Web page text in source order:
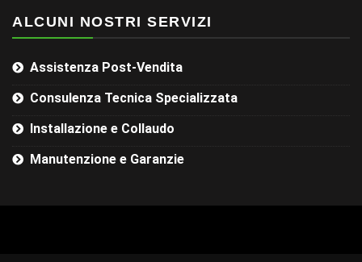
ALCUNI NOSTRI SERVIZI
Assistenza Post-Vendita
Consulenza Tecnica Specializzata
Installazione e Collaudo
Manutenzione e Garanzie